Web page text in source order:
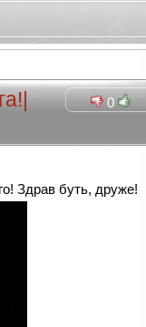
0
|
Здрав буть, друже!